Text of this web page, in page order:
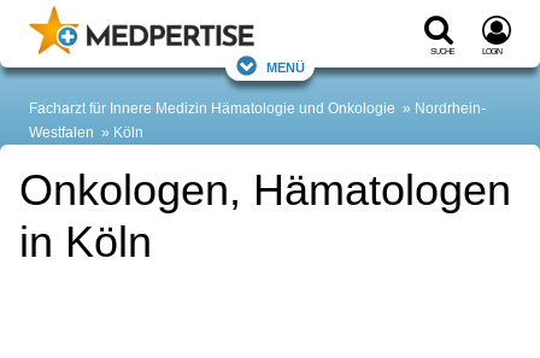
Suche Login
Menü
Facharzt für Innere Medizin Hämatologie und Onkologie
Nordrhein-
Westfalen
Köln
Onkologen, Hämatologen
in Köln